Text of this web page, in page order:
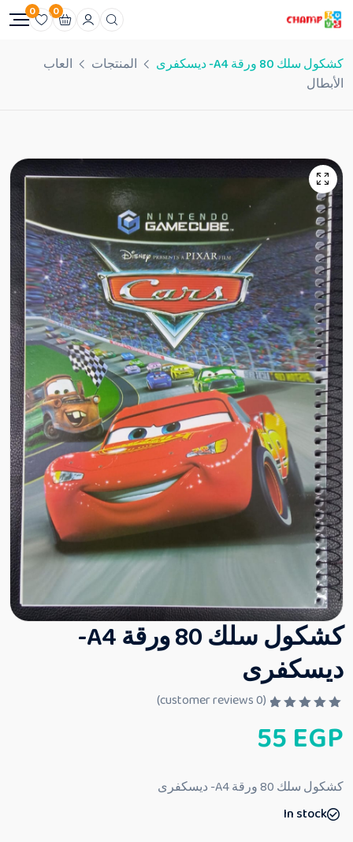
0
0
كشكول سلك 80 ورقة A4- ديسكفرى المنتجات
العاب
الأبطال
كشكول سلك 80 ورقة A4-
ديسكفرى
م
ا
ي
م
(
0
55EGP
كشكول سلك 80 ورقة A4- ديسكفرى
In stock